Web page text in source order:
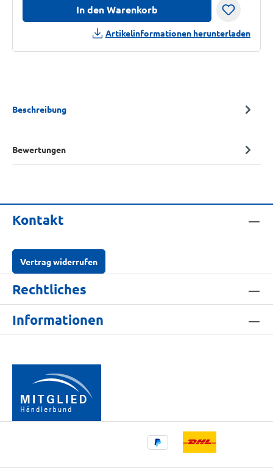
In den Warenkorb
Artikelinformationen herunterladen
Beschreibung
Bewertungen
Kontakt
Vertrag widerrufen
Rechtliches
Informationen